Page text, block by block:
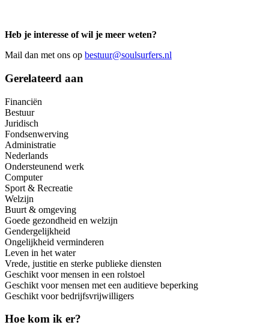
Heb je interesse of wil je meer weten?
Mail dan met ons op bestuur@soulsurfers.nl
Gerelateerd aan
Financiën
Bestuur
Juridisch
Fondsenwerving
Administratie
Nederlands
Ondersteunend werk
Computer
Sport & Recreatie
Welzijn
Buurt & omgeving
Goede gezondheid en welzijn
Gendergelijkheid
Ongelijkheid verminderen
Leven in het water
Vrede, justitie en sterke publieke diensten
Geschikt voor mensen in een rolstoel
Geschikt voor mensen met een auditieve beperking
Geschikt voor bedrijfsvrijwilligers
Hoe kom ik er?